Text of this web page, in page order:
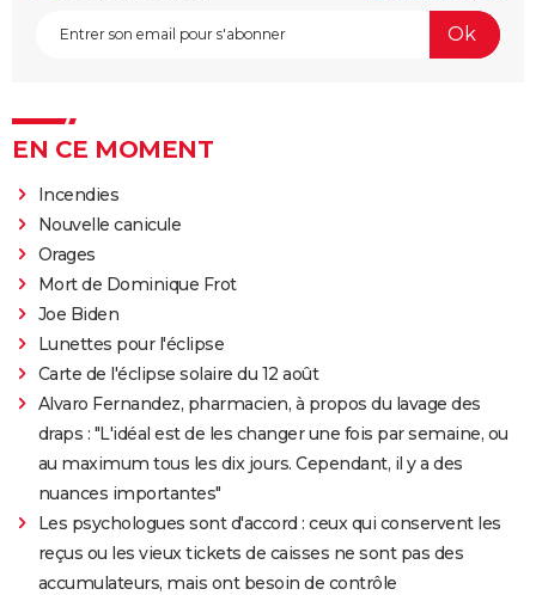
EN CE MOMENT
Incendies
Nouvelle canicule
Orages
Mort de Dominique Frot
Joe Biden
Lunettes pour l'éclipse
Carte de l'éclipse solaire du 12 août
Alvaro Fernandez, pharmacien, à propos du lavage des
draps : "L'idéal est de les changer une fois par semaine, ou
au maximum tous les dix jours. Cependant, il y a des
nuances importantes"
Les psychologues sont d'accord : ceux qui conservent les
reçus ou les vieux tickets de caisses ne sont pas des
accumulateurs, mais ont besoin de contrôle